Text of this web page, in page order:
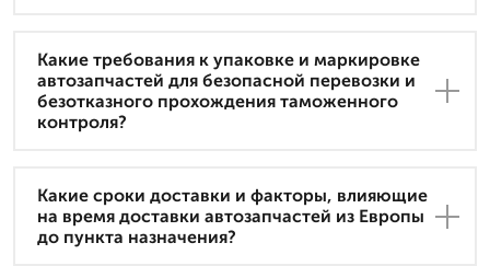
Какие требования к упаковке и маркировке
автозапчастей для безопасной перевозки и
безотказного прохождения таможенного
контроля?
Какие сроки доставки и факторы, влияющие
на время доставки автозапчастей из Европы
до пункта назначения?